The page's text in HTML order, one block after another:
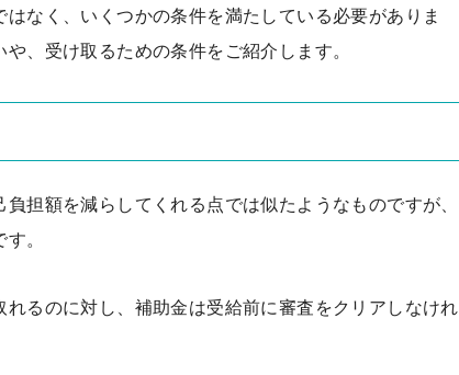
なく、いくつかの条件を満たしている必要がありま
、受け取るための条件をご紹介します。
担額を減らしてくれる点では似たようなものですが、
。
るのに対し、補助金は受給前に審査をクリアしなけれ